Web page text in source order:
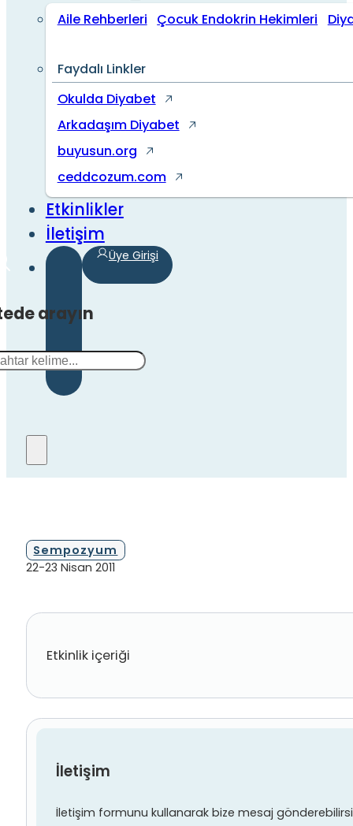
Aile Rehberleri Çocuk Endokrin Hekimleri
Faydalı Linkler
Okulda Diyabet
Arkadaşım Diyabet
buyusun.org
ceddcozum.com
Etkinlikler
İletişim
arayın
Üye Girişi
Sempozyum
22-23 Nisan 2011
Etkinlik içeriği
İletişim
İletişim formunu kullanarak bize mesaj